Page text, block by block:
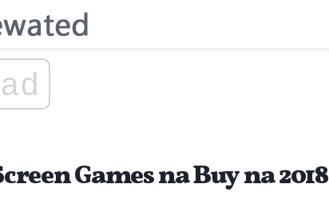
ad
Games na Buy na 2018